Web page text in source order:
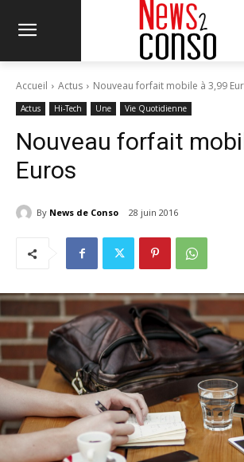
Accueil Actus Nouveau forfait mobile à 3,99
Actus Hi-Tech Une Vie Quotidienne
Nouveau forfait
Euros
By News de Conso 28 juin 2016